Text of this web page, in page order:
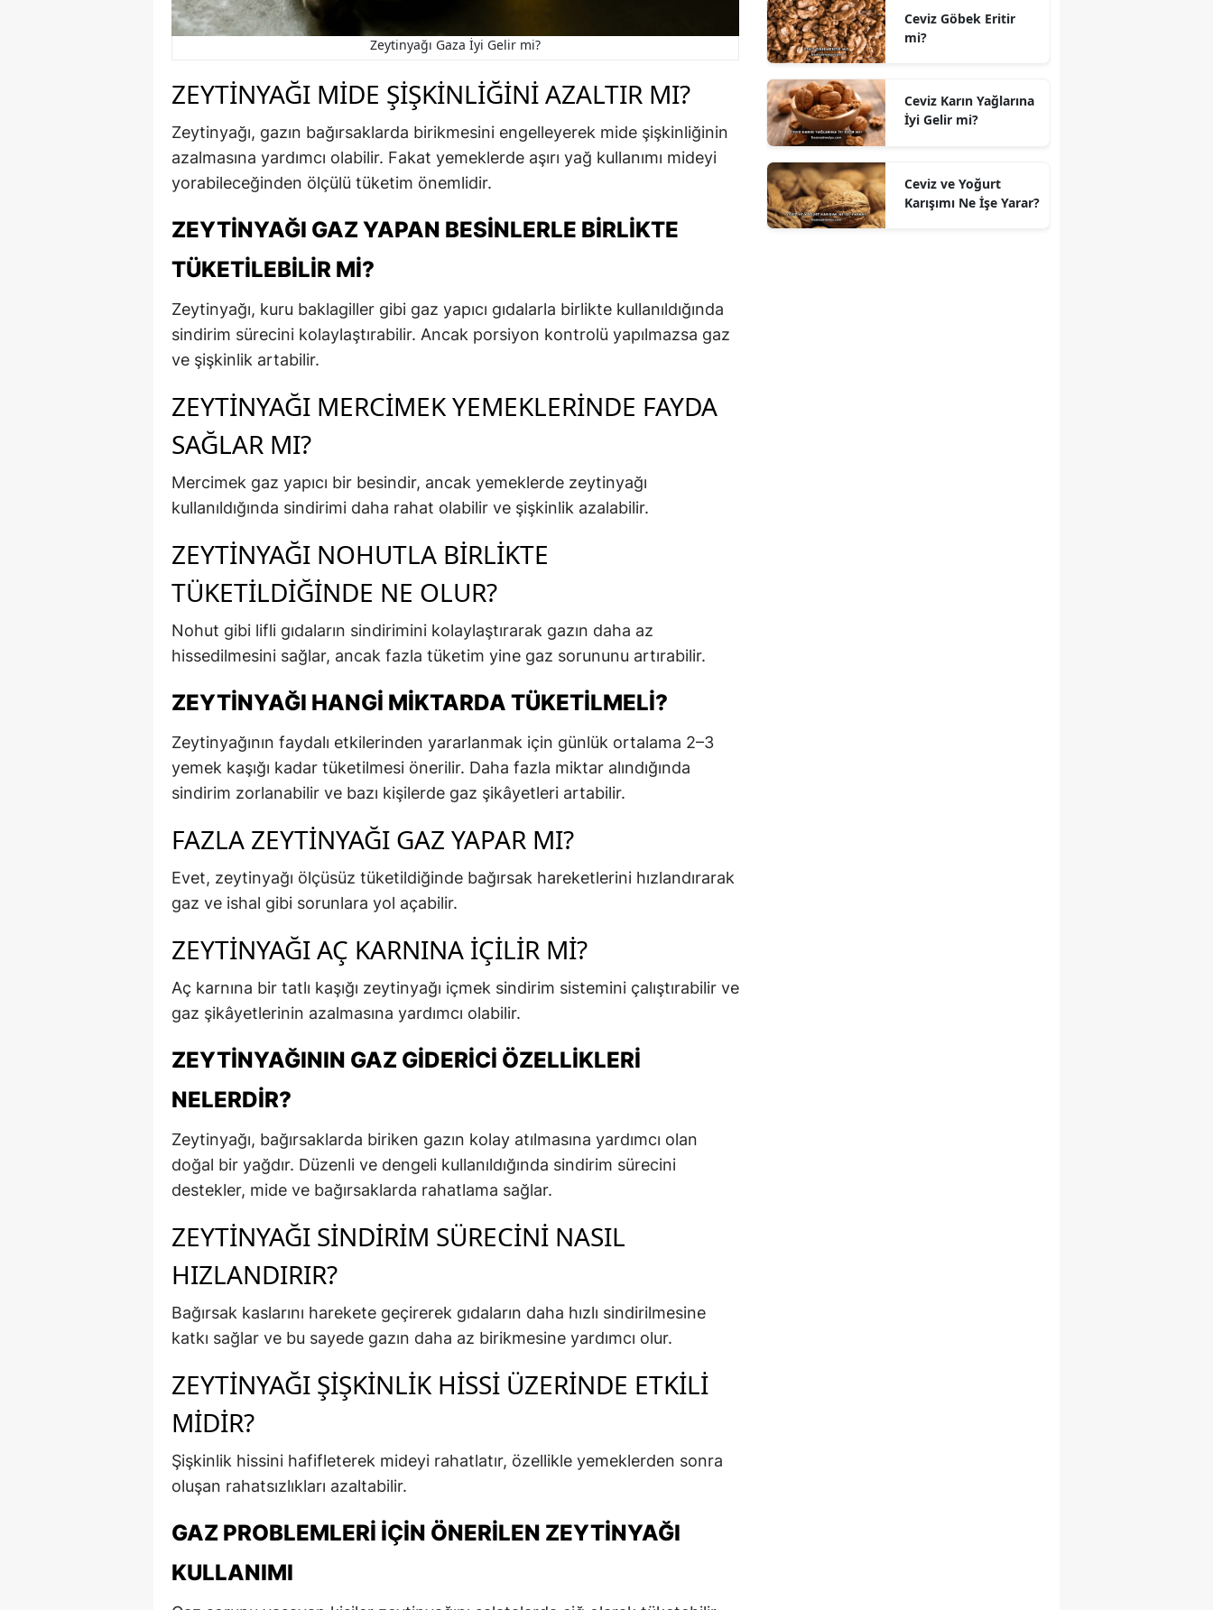
Zeytinyağı Gaza İyi Gelir mi?
ZEYTINYAĞI MIDE ŞIŞKINLIĞINI AZALTIR MI?
Zeytinyağı, gazın bağırsaklarda birikmesini engelleyerek mide şişkinliğinin
azalmasına yardımcı olabilir. Fakat yemeklerde aşırı yağ kullanımı mideyi
yorabileceğinden ölçülü tüketim önemlidir.
ZEYTINYAĞI GAZ YAPAN BESINLERLE BIRLIKTE
TÜKETILEBILIR MI?
Zeytinyağı, kuru baklagiller gibi gaz yapıcı gıdalarla birlikte kullanıldığında
sindirim sürecini kolaylaştırabilir. Ancak porsiyon kontrolü yapılmazsa gaz
ve şişkinlik artabilir.
ZEYTINYAĞI MERCIMEK YEMEKLERINDE FAYDA
SAĞLAR MI?
Mercimek gaz yapıcı bir besindir, ancak yemeklerde zeytinyağı
kullanıldığında sindirimi daha rahat olabilir ve şişkinlik azalabilir.
ZEYTINYAĞI NOHUTLA BIRLIKTE
TÜKETILDIĞINDE NE OLUR?
Nohut gibi lifli gıdaların sindirimini kolaylaştırarak gazın daha az
hissedilmesini sağlar, ancak fazla tüketim yine gaz sorununu artırabilir.
ZEYTINYAĞI HANGI MIKTARDA TÜKETILMELI?
Zeytinyağının faydalı etkilerinden yararlanmak için günlük ortalama 2–3
yemek kaşığı kadar tüketilmesi önerilir. Daha fazla miktar alındığında
sindirim zorlanabilir ve bazı kişilerde gaz şikâyetleri artabilir.
FAZLA ZEYTINYAĞI GAZ YAPAR MI?
Evet, zeytinyağı ölçüsüz tüketildiğinde bağırsak hareketlerini hızlandırarak
gaz ve ishal gibi sorunlara yol açabilir.
ZEYTINYAĞI AÇ KARNINA İÇILIR MI?
Aç karnına bir tatlı kaşığı zeytinyağı içmek sindirim sistemini çalıştırabilir ve
gaz şikâyetlerinin azalmasına yardımcı olabilir.
ZEYTINYAĞININ GAZ GIDERICI ÖZELLIKLERI
NELERDIR?
Zeytinyağı, bağırsaklarda biriken gazın kolay atılmasına yardımcı olan
doğal bir yağdır. Düzenli ve dengeli kullanıldığında sindirim sürecini
destekler, mide ve bağırsaklarda rahatlama sağlar.
ZEYTINYAĞI SINDIRIM SÜRECINI NASIL
HIZLANDIRIR?
Bağırsak kaslarını harekete geçirerek gıdaların daha hızlı sindirilmesine
katkı sağlar ve bu sayede gazın daha az birikmesine yardımcı olur.
ZEYTINYAĞI ŞIŞKINLIK HISSI ÜZERINDE ETKILI
MIDIR?
Şişkinlik hissini hafifleterek mideyi rahatlatır, özellikle yemeklerden sonra
oluşan rahatsızlıkları azaltabilir.
GAZ PROBLEMLERI İÇIN ÖNERILEN ZEYTINYAĞI
KULLANIMI
Ceviz Göbek Eritir
mi?
Ceviz Karın Yağlarına
İyi Gelir mi?
Ceviz ve Yoğurt
Karışımı Ne İşe Yarar?